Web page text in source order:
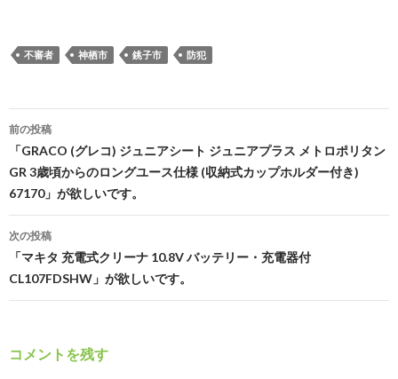
不審者 神栖市 銚子市 防犯
投
稿
ナ
ビ
ゲ
ー
シ
前の投稿
「GRACO (グレコ) ジュニアシート ジュニアプラス メトロポリタン
GR 3歳頃からのロングユース仕様 (収納式カップホルダー付き)
67170」が欲しいです。
次の投稿
「マキタ 充電式クリーナ 10.8V バッテリー・充電器付
CL107FDSHW」が欲しいです。
コメントを残す